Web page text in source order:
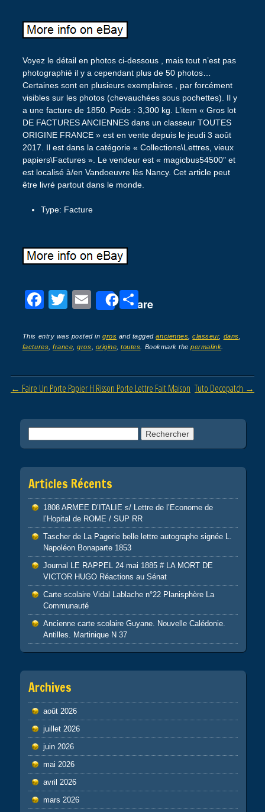
Voyez le détail en photos ci-dessous , mais tout n’est pas
photographié il y a cependant plus de 50 photos…
Certaines sont en plusieurs exemplaires , par forcément
visibles sur les photos (chevauchées sous pochettes). Il y
a une facture de 1850. Poids : 3,300 kg. L’item « Gros lot
DE FACTURES ANCIENNES dans un classeur TOUTES
ORIGINE FRANCE » est en vente depuis le jeudi 3 août
2017. Il est dans la catégorie « Collections\Lettres, vieux
papiers\Factures ». Le vendeur est « magicbus54500″ et
est localisé à/en Vandoeuvre lès Nancy. Cet article peut
être livré partout dans le monde.
Type: Facture
F
c
e
b
o
k
T
tt
er
E
ail
Share
P
ta
g
er
This entry was posted ingros and taggedanciennes ,classeur, dans
factures ,france ,gros origine ,toutes . Bookmark thepermalink
Post navigation
← Faire Un Porte Papier H Risson Porte Lettre Fait Maison Tuto Decopatch →
Articles Récents
1808 ARMEE D’ITALIE s/ Lettre de l’Econome de
l’Hopital de ROME / SUP RR
Tascher de La Pagerie belle lettre autographe signée L.
Napoléon Bonaparte 1853
Journal LE RAPPEL 24 mai 1885 # LA MORT DE
VICTOR HUGO Réactions au Sénat
Carte scolaire Vidal Lablache n°22 Planisphère La
Communauté
Ancienne carte scolaire Guyane. Nouvelle Calédonie.
Antilles. Martinique N 37
Archives
août 2026
juillet 2026
juin 2026
mai 2026
avril 2026
mars 2026